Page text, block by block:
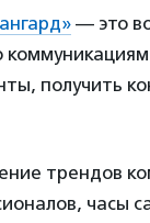
— это
получить
трендов
часы